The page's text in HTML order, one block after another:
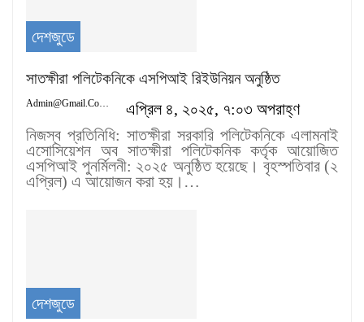
দেশজুডে
সাতক্ষীরা পলিটেকনিকে এসপিআই রিইউনিয়ন অনুষ্ঠিত
Admin@gmail.com
এপ্রিল ৪, ২০২৫, ৭:০৩ অপরাহ্ণ
নিজস্ব প্রতিনিধি: সাতক্ষীরা সরকারি পলিটেকনিকে এলামনাই
এসোসিয়েশন অব সাতক্ষীরা পলিটেকনিক কর্তৃক আয়োজিত
এসপিআই পুনর্মিলনী: ২০২৫ অনুষ্ঠিত হয়েছে। বৃহস্পতিবার (২
এপ্রিল) এ আয়োজন করা হয়।…
দেশজুডে